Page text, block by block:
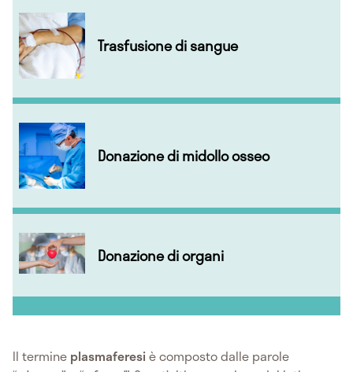
Trasfusione di sangue
Donazione di midollo osseo
Donazione di organi
Il termine plasmaferesiè composto dalle parole